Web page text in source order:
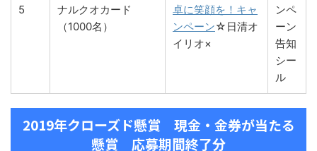
5
ナルクオカード
（1000名）
卓に笑顔を！キャ
ンペーン☆日清オ
イリオ×
ンペ
ーン
告知
シー
ル
2019年クローズド懸賞 現金・金券が当たる
懸賞 応募期間終了分